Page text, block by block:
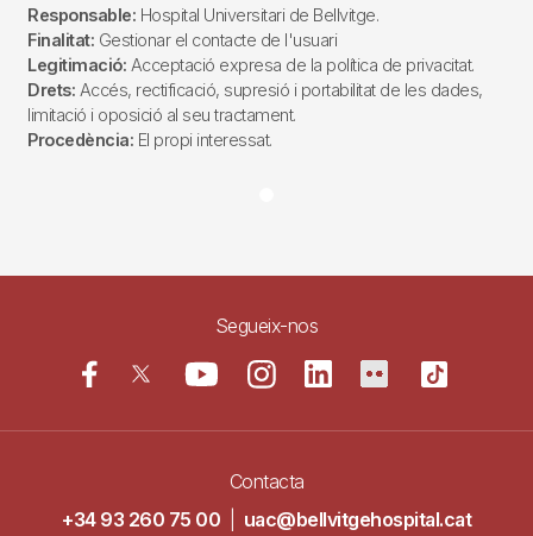
Responsable: Hospital Universitari de Bellvitge.
Finalitat: Gestionar el contacte de l'usuari
Legitimació: Acceptació expresa de la política de privacitat.
Drets: Accés, rectificació, supresió i portabilitat de les dades,
limitació i oposició al seu tractament.
Procedència: El propi interessat.
Segueix-nos
Contacta
+34 93 260 75 00
uac@bellvitgehospital.cat